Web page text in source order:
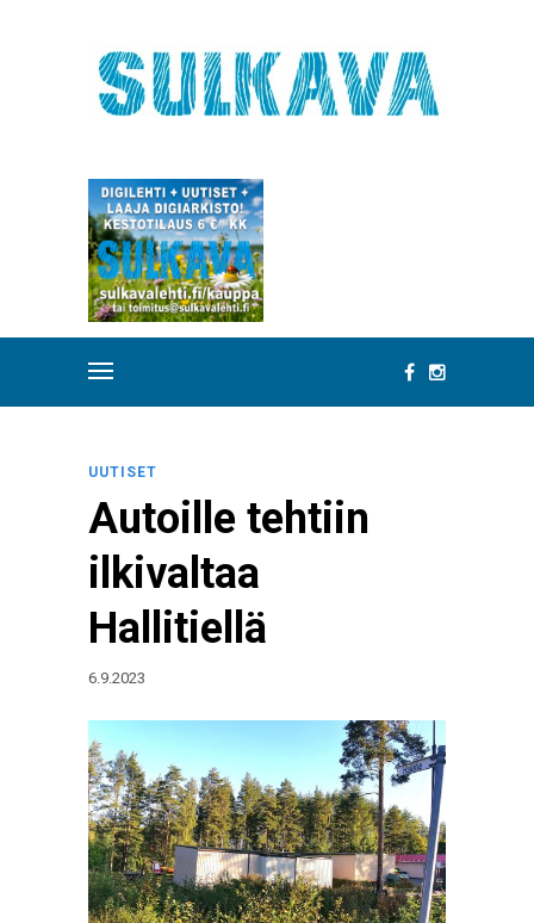
UUTISET
Autoille tehtiin
ilkivaltaa
Hallitiellä
6.9.2023